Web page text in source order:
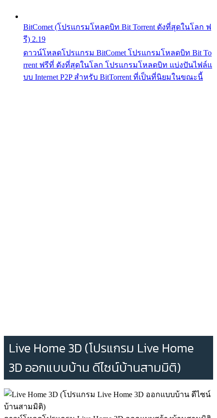
BitComet (โปรแกรมโหลดบิท Bit Torrent ดังที่สุดในโลก ฟ
รี) 2.19
ดาวน์โหลดโปรแกรม BitComet โปรแกรมโหลดบิท Bit To
rrent ฟรีที่ ดังที่สุดในโลก โปรแกรมโหลดบิท แบ่งปันไฟล์แ
บบ Internet P2P สำหรับ BitTorrent ที่เป็นที่นิยมในขณะนี้
Live Home 3D (โปรแกรม Live Home
3D ออกแบบบ้าน ดีไซน์บ้านสามมิติ)